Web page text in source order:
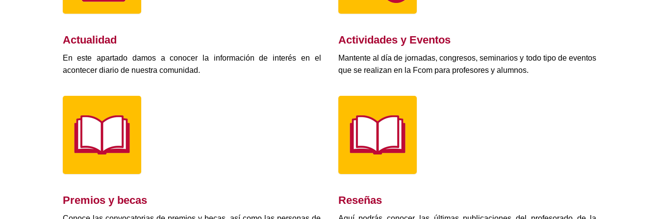
Actualidad
En este apartado damos a conocer la información de interés en el
acontecer diario de nuestra comunidad.
Actividades y Eventos
Mantente al día de jornadas, congresos, seminarios y todo tipo de eventos
que se realizan en la Fcom para profesores y alumnos.
Premios y becas Reseñas